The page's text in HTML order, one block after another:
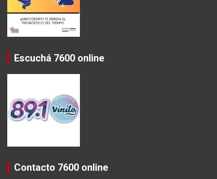
Escuchá 7600 online
Contacto 7600 online